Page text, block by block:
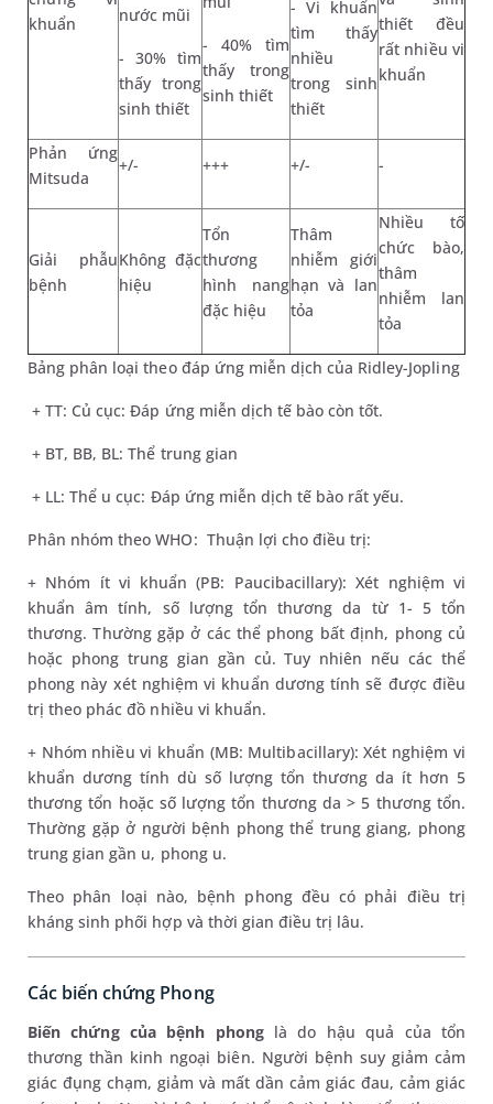
khuẩn
nước mũi
- 30% tìm
thấy trong
sinh thiết
- 40% tìm
thấy trong
sinh thiết
- Vi khuẩn
tìm thấy
nhiều
trong sinh
thiết
thiết đều
rất nhiều vi
khuẩn
Phản ứng
Mitsuda
+/- +++ +/- -
Giải phẫu
bệnh
Không đặc
hiệu
Tổn
thương
hình nang
đặc hiệu
Thâm
nhiễm giới
hạn và lan
tỏa
Nhiều tố
chức bào,
thâm
nhiễm lan
tỏa
Bảng phân loại theo đáp ứng miễn dịch của Ridley-Jopling
+ TT: Củ cục: Đáp ứng miễn dịch tế bào còn tốt.
+ BT, BB, BL: Thể trung gian
+ LL: Thể u cục: Đáp ứng miễn dịch tế bào rất yếu.
Phân nhóm theo WHO: Thuận lợi cho điều trị:
+ Nhóm ít vi khuẩn (PB: Paucibacillary): Xét nghiệm vi
khuẩn âm tính, số lượng tổn thương da từ 1- 5 tổn
thương. Thường gặp ở các thể phong bất định, phong củ
hoặc phong trung gian gần củ. Tuy nhiên nếu các thể
phong này xét nghiệm vi khuẩn dương tính sẽ được điều
trị theo phác đồ nhiều vi khuẩn.
+ Nhóm nhiều vi khuẩn (MB: Multibacillary): Xét nghiệm vi
khuẩn dương tính dù số lượng tổn thương da ít hơn 5
thương tổn hoặc số lượng tổn thương da > 5 thương tổn.
Thường gặp ở người bệnh phong thể trung giang, phong
trung gian gần u, phong u.
Theo phân loại nào, bệnh phong đều có phải điều trị
kháng sinh phối hợp và thời gian điều trị lâu.
Các biến chứng Phong
Biến chứng của bệnh phonglà do hậu quả của tổn
thương thần kinh ngoại biên. Người bệnh suy giảm cảm
giác đụng chạm, giảm và mất dần cảm giác đau, cảm giác